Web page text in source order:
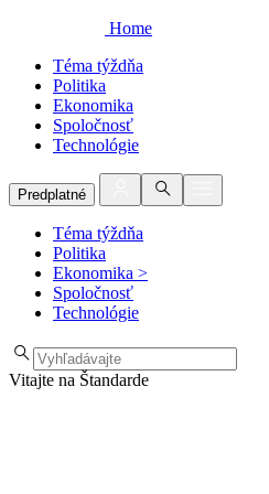
Home
Téma týždňa
Politika
Ekonomika
Spoločnosť
Technológie
Predplatné
Téma týždňa
Politika
Ekonomika >
Spoločnosť
Technológie
Vitajte na Štandarde